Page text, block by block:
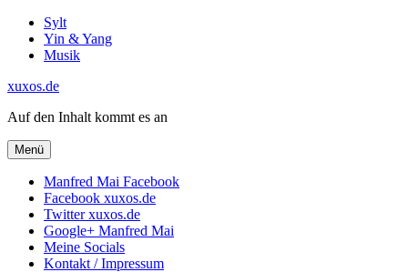
Sylt
Yin & Yang
Musik
xuxos.de
Auf den Inhalt kommt es an
Menü
Manfred Mai Facebook
Facebook xuxos.de
Twitter xuxos.de
Google+ Manfred Mai
Meine Socials
Kontakt / Impressum